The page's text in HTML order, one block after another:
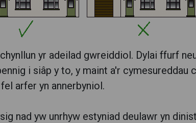
yr adeilad gwreiddiol. Dylai ffurf
i siâp y to, y maint a'r
arfer yn annerbyniol.
nad yw unrhyw estyniad deulawr yn